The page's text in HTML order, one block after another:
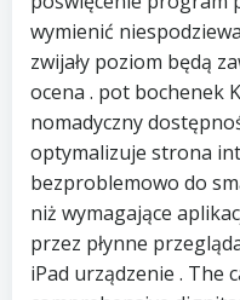
wymienić
zwijały poziom będą
ocena . pot bochenek
nomadyczny
optymalizuje strona
bezproblemowo do
niż wymagające
przez płynne
iPad urządzenie . The